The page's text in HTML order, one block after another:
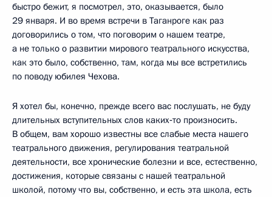
быстро бежит, я посмотрел, это, оказывается, было
29 января. И во время встречи в Таганроге как раз
договорились о том, что поговорим о нашем театре,
а не только о развитии мирового театрального искусства,
как это было, собственно, там, когда мы все встретились
по поводу юбилея Чехова.
Я хотел бы, конечно, прежде всего вас послушать, не буду
длительных вступительных слов каких‑то произносить.
В общем, вам хорошо известны все слабые места нашего
театрального движения, регулирования театральной
деятельности, все хронические болезни и все, естественно,
достижения, которые связаны с нашей театральной
школой, потому что вы, собственно, и есть эта школа, есть